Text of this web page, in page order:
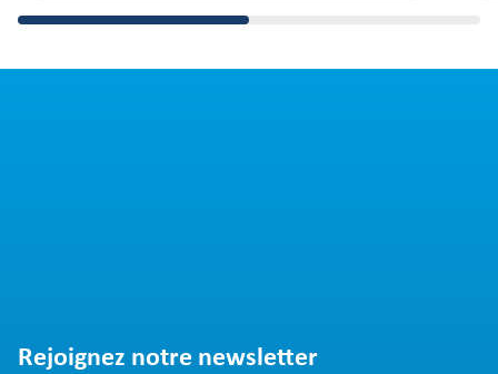
Rejoignez notre newsletter